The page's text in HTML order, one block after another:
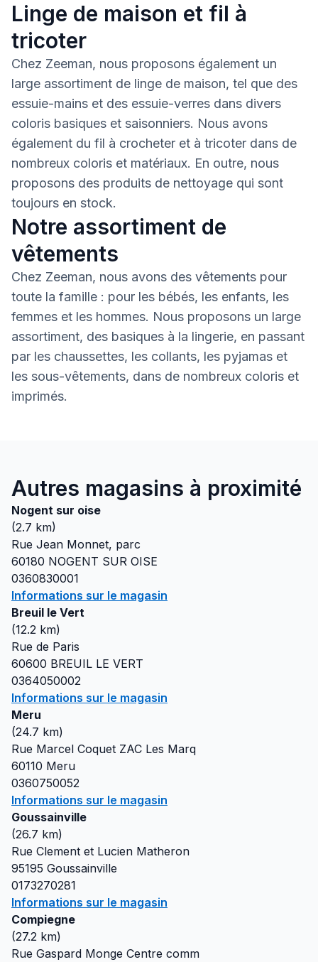
Linge de maison et fil à
tricoter
Chez Zeeman, nous proposons également un
large assortiment de linge de maison, tel que des
essuie-mains et des essuie-verres dans divers
coloris basiques et saisonniers. Nous avons
également du fil à crocheter et à tricoter dans de
nombreux coloris et matériaux. En outre, nous
proposons des produits de nettoyage qui sont
toujours en stock.
Notre assortiment de
vêtements
Chez Zeeman, nous avons des vêtements pour
toute la famille : pour les bébés, les enfants, les
femmes et les hommes. Nous proposons un large
assortiment, des basiques à la lingerie, en passant
par les chaussettes, les collants, les pyjamas et
les sous-vêtements, dans de nombreux coloris et
imprimés.
Autres magasins à proximité
Nogent sur oise
(2.7 km)
Rue Jean Monnet, parc
60180 NOGENT SUR OISE
0360830001
Informations sur le magasin
Breuil le Vert
(12.2 km)
Rue de Paris
60600 BREUIL LE VERT
0364050002
Informations sur le magasin
Meru
(24.7 km)
Rue Marcel Coquet ZAC Les Marq
60110 Meru
0360750052
Informations sur le magasin
Goussainville
(26.7 km)
Rue Clement et Lucien Matheron
95195 Goussainville
0173270281
Informations sur le magasin
Compiegne
(27.2 km)
Rue Gaspard Monge Centre comm